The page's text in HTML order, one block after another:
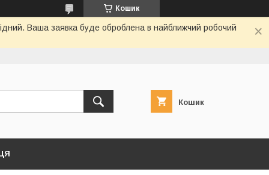
Кошик
Ваша заявка буде оброблена в найближчий робочий
Кошик